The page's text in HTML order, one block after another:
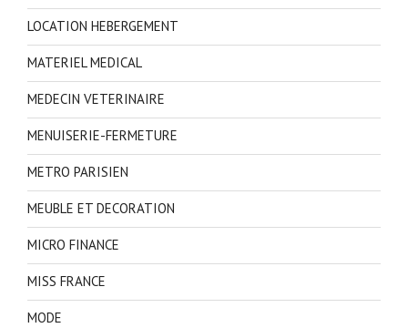
LOCATION HEBERGEMENT
MATERIEL MEDICAL
MEDECIN VETERINAIRE
MENUISERIE-FERMETURE
METRO PARISIEN
MEUBLE ET DECORATION
MICRO FINANCE
MISS FRANCE
MODE